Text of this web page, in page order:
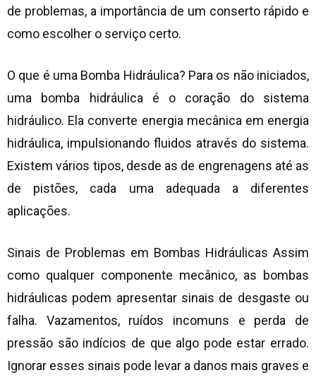
de problemas, a importância de um conserto rápido e
como escolher o serviço certo.
O que é uma Bomba Hidráulica? Para os não iniciados,
uma bomba hidráulica é o coração do sistema
hidráulico. Ela converte energia mecânica em energia
hidráulica, impulsionando fluidos através do sistema.
Existem vários tipos, desde as de engrenagens até as
de pistões, cada uma adequada a diferentes
aplicações.
Sinais de Problemas em Bombas Hidráulicas Assim
como qualquer componente mecânico, as bombas
hidráulicas podem apresentar sinais de desgaste ou
falha. Vazamentos, ruídos incomuns e perda de
pressão são indícios de que algo pode estar errado.
Ignorar esses sinais pode levar a danos mais graves e